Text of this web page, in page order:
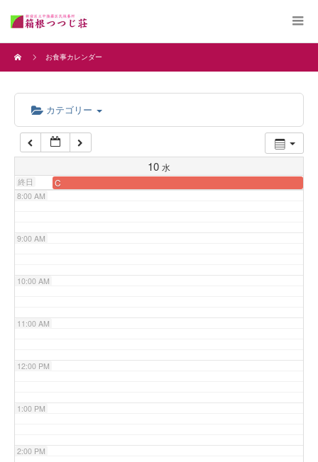
お食事カレンダー
カテゴリー
10 水
終日 C
4:00 AM
6:00 AM
7:00 AM
8:00 AM
9:00 AM
10:00 AM
11:00 AM
12:00 PM
1:00 PM
2:00 PM